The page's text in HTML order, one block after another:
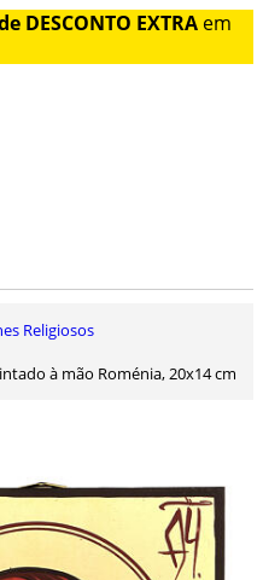
DESCONTO EXTRA em
Religiosos
à mão Roménia, 20x14 cm